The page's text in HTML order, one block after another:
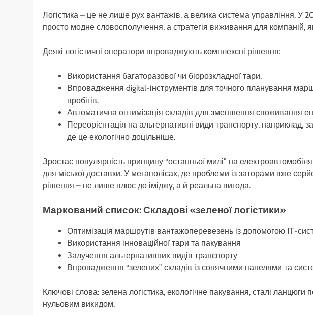
Логістика – це не лише рух вантажів, а велика система управління. У
просто модне словосполучення, а стратегія виживання для компаній,
Деякі логістичні оператори впроваджують комплексні рішення:
Використання багаторазової чи біорозкладної тари.
Впровадження digital-інструментів для точного планування
пробігів.
Автоматична оптимізація складів для зменшення споживання
Переорієнтація на альтернативні види транспорту, наприклад,
де це екологічно доцільніше.
Зростає популярність принципу “останньої милі” на
для міської доставки. У мегаполісах, де проблеми із заторами вже
рішення – не лише плюс до іміджу, а й реальна вигода.
Маркований список: Складові «зеленої логістики»
Оптимізація маршрутів вантажоперевезень із допомогою ІТ-
Використання інноваційної тари та пакування
Залучення альтернативних видів транспорту
Впровадження “зелених” складів із сонячними панелями та
Ключові слова: зелена логістика, екологічне пакування, сталі ланцюги
нульовим викидом.